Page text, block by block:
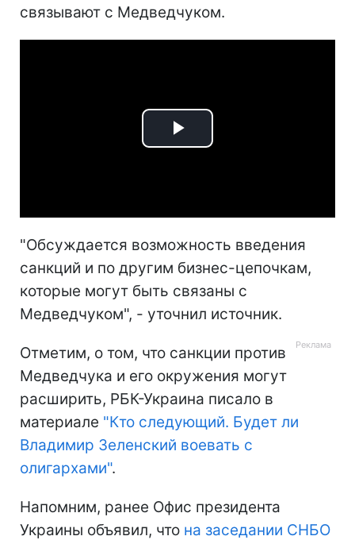
связывают с Медведчуком.
Play
"Обсуждается возможность введения
санкций и по другим бизнес-цепочкам,
которые могут быть связаны с
Медведчуком", - уточнил источник.
Отметим, о том, что санкции против
Медведчука и его окружения могут
расширить, РБК-Украина писало в
материале "Кто следующий. Будет ли
Владимир Зеленский воевать с
олигархами".
Напомним, ранее Офис президента
Украины объявил, что на заседании СНБО